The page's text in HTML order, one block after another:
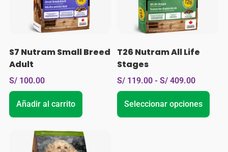
S7 Nutram Small Breed
Adult
S/ 100.00
Añadir al carrito
T26 Nutram All Life
Stages
S/ 119.00 - S/ 409.00
Seleccionar opciones